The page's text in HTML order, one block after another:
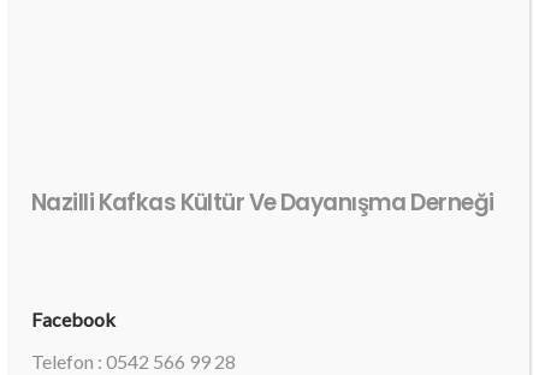
Nazilli Kafkas Kültür Ve Dayanışma Derneği
Facebook
Telefon : 0542 566 99 28